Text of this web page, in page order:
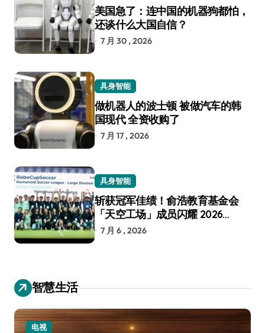
美国急了：连中国的机器狗都怕，
还谈什么大国自信？
7 月 30 , 2026
具身智能
做机器人的波士顿 被做汽车的韩
国现代 全资收购了
7 月 17 , 2026
具身智能
斩获冠军佳绩！俞浩教育基金会
「天空工场」成员闪耀 2026
RoboCup 机器人世界杯
7 月 6 , 2026
智慧生活
电视